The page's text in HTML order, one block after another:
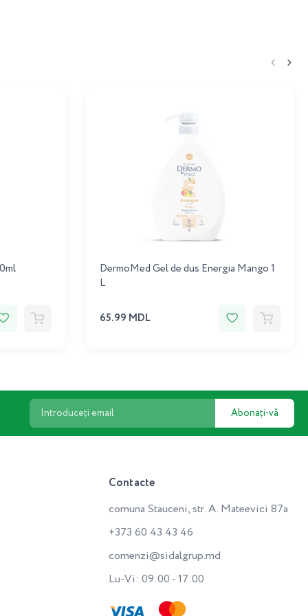
DermoMed Gel de dus Energia Mango 1
L
65.99 MDL
Abonați-vă
Contacte
comuna Stauceni, str. A. Mateevici 87a
+373 60 43 43 46
comenzi@sidalgrup.md
Lu-Vi: 09:00 - 17:00